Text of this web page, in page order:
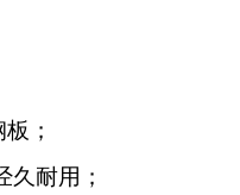
；
耐用；